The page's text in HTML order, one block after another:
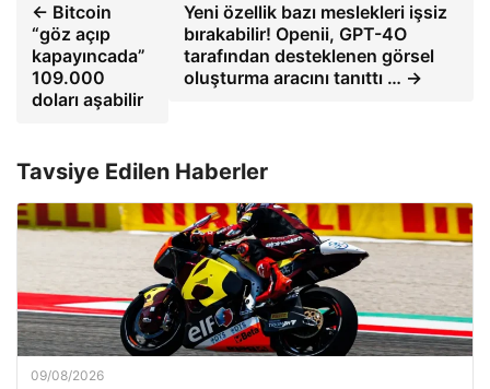
← Bitcoin
“göz açıp
kapayıncada”
109.000
doları aşabilir
Yeni özellik bazı meslekleri işsiz
bırakabilir! Openii, GPT-4O
tarafından desteklenen görsel
oluşturma aracını tanıttı … →
Tavsiye Edilen Haberler
09/08/2026